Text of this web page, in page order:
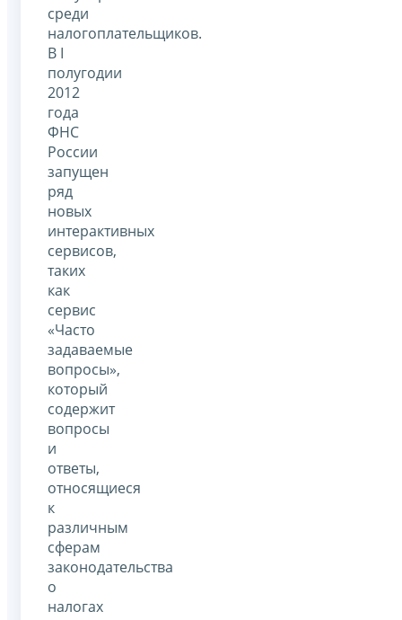
среди
налогоплательщиков.
В I
полугодии
2012
года
ФНС
России
запущен
ряд
новых
интерактивных
сервисов,
таких
как
сервис
«Часто
задаваемые
вопросы»,
который
содержит
вопросы
и
ответы,
относящиеся
к
различным
сферам
законодательства
о
налогах